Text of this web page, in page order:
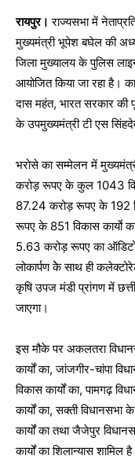
रायपुर। राज्यसभा में
मुख्यमंत्री भूपेश बघेल की
जिला मुख्यालय के पुलिस
आयोजित किया जा रहा है।
दास महंत, भारत सरकार की
के उपमुख्यमंत्री टी एस
भरोसे का सम्मेलन में
करोड़ रूपए के कुल 1043
87.24 करोड़ रूपए के 192
रूपए के 851 विकास कार्याे
5.63 करोड़ रूपए का
लोकार्पण केे साथ ही
कृषि उपज मंडी प्रांगण में
जाएगा।
इस मौके पर अकलतरा
कार्यों का, जांजगीर-चांपा
विकास कार्यों का, पामगढ़
कार्यों का, सक्ती
कार्यों का तथा जैजेपुर
कार्यों का शिलान्यास